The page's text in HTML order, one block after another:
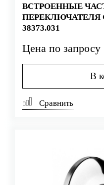
ВСТРОЕННЫЕ
ПЕРЕКЛЮЧАТЕЛЯ
38373.031
Цена по запросу
В
Сравнить